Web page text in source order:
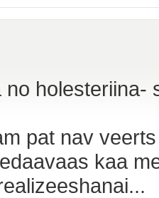
no holesteriina-
pat nav
kaa